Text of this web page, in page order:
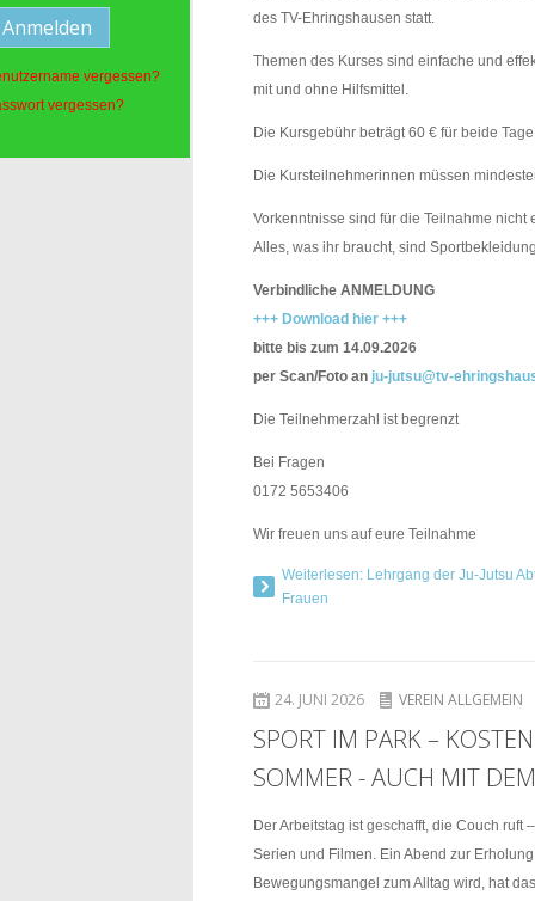
des TV-Ehringshausen statt.
Themen des Kurses sind einfache und
mit und ohne Hilfsmittel.
Die Kursgebühr beträgt 60 € für beide
Die Kursteilnehmerinnen müssen
Vorkenntnisse sind für die Teilnahme nicht
Alles, was ihr braucht, sind
Verbindliche ANMELDUNG
+++ Download hier +++
bitte bis zum 14.09.2026
per Scan/Foto an ju-jutsu@tv-
Die Teilnehmerzahl ist begrenzt
Bei Fragen
0172 5653406
Wir freuen uns auf eure Teilnahme
Weiterlesen: Lehrgang der Ju-Jutsu
Frauen
24. JUNI 2026 VEREIN ALLGEMEIN
SPORT IM PARK –
SOMMER - AUCH MIT
Der Arbeitstag ist geschafft, die Couch
Serien und Filmen. Ein Abend zur
Bewegungsmangel zum Alltag wird, hat
vergessen?
vergessen?